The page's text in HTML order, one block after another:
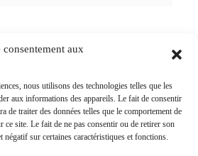
consentement aux
nous utilisons des technologies telles que les
aux informations des appareils. Le fait de consentir
de traiter des données telles que le comportement de
site. Le fait de ne pas consentir ou de retirer son
négatif sur certaines caractéristiques et fonctions.
à la newsletter